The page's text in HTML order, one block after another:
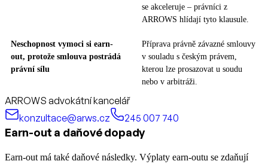
se akceleruje – právníci z
ARROWS hlídají tyto klausule.
Neschopnost vymoci si earn-
out, protože smlouva postrádá
právní sílu
Příprava právně závazné smlouvy
v souladu s českým právem,
kterou lze prosazovat u soudu
nebo v arbitráži.
ARROWS advokátní kancelář
konzultace@arws.cz
245 007 740
Earn-out a daňové dopady
Earn-out má také daňové následky. Výplaty earn-outu se zdaňují